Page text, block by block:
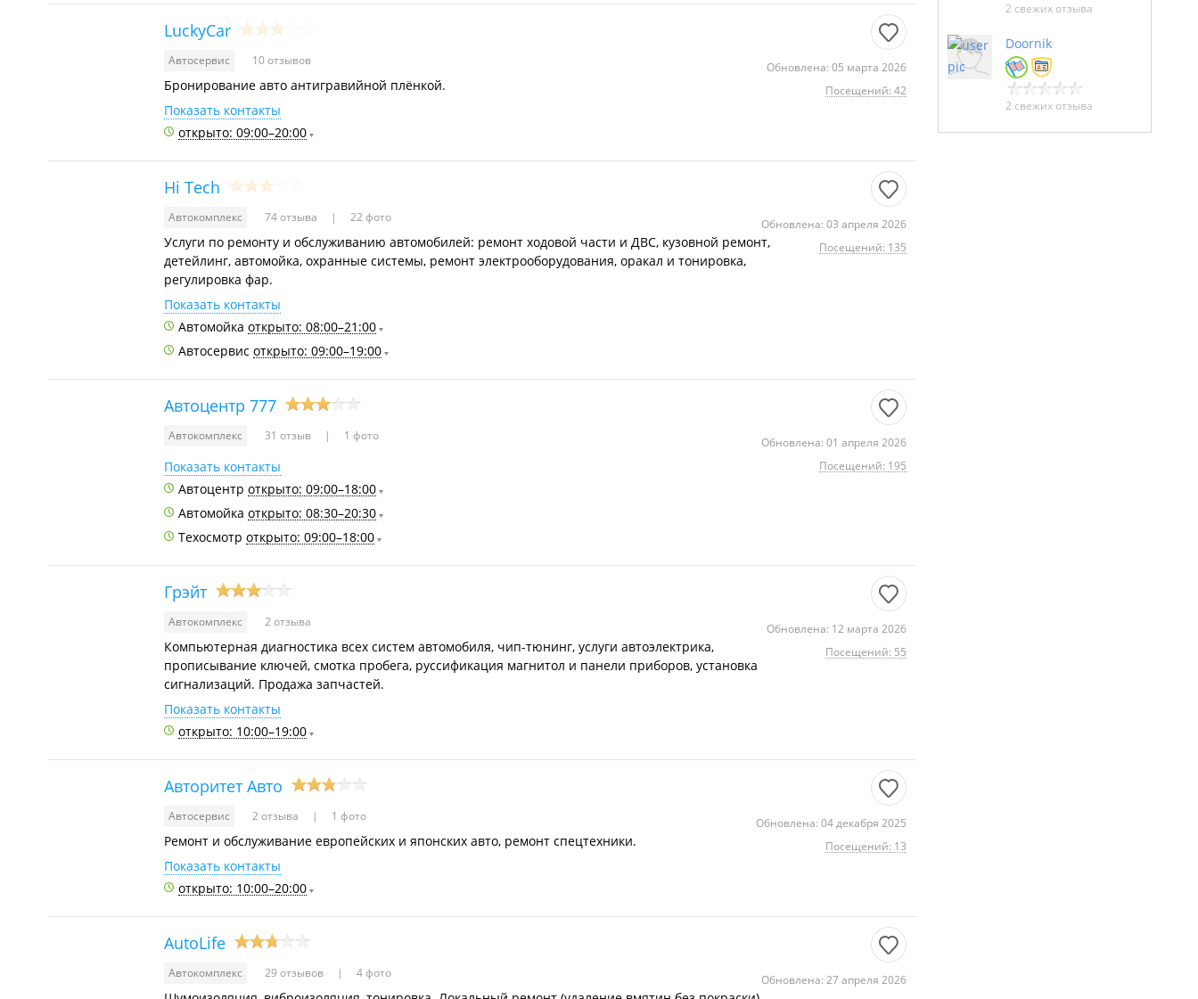
LuckyCar
Автосервис 10 отзывов
Обновлена: 05 марта 2026
Посещений: 42
Бронирование авто антигравийной плёнкой.
Показать контакты
открыто: 09:00–20:00
Hi Tech
Автокомплекс 74 отзыва 22 фото
Обновлена: 03 апреля 2026
Посещений: 135
Услуги по ремонту и обслуживанию автомобилей: ремонт ходовой части и ДВС, кузовной ремонт,
детейлинг, автомойка, охранные системы, ремонт электрооборудования, оракал и тонировка,
регулировка фар.
Показать контакты
Автомойка открыто: 08:00–21:00
Автосервис открыто: 09:00–19:00
Автоцентр 777
Автокомплекс 31 отзыв 1 фото
Обновлена: 01 апреля 2026
Посещений: 195
Показать контакты
Автоцентр открыто: 09:00–18:00
Автомойка открыто: 08:30–20:30
Техосмотр открыто: 09:00–18:00
Грэйт
Автокомплекс 2 отзыва
Обновлена: 12 марта 2026
Посещений: 55
Компьютерная диагностика всех систем автомобиля, чип-тюнинг, услуги автоэлектрика,
прописывание ключей, смотка пробега, руссификация магнитол и панели приборов, установка
сигнализаций. Продажа запчастей.
Показать контакты
открыто: 10:00–19:00
Авторитет Авто
Автосервис 2 отзыва 1 фото
Обновлена: 04 декабря 2025
Посещений: 13
Ремонт и обслуживание европейских и японских авто, ремонт спецтехники.
Показать контакты
открыто: 10:00–20:00
AutoLife
Автокомплекс 29 отзывов 4 фото
Обновлена: 27 апреля 2026
2 свежих отзыва
Doornik
2 свежих отзыва